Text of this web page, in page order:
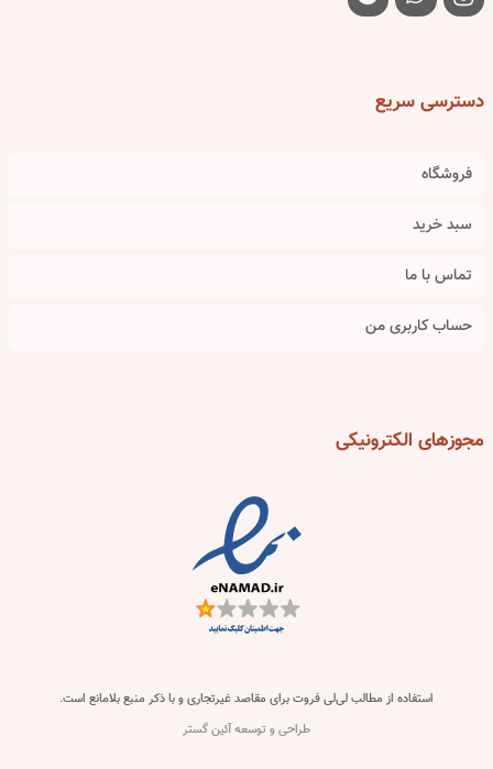
دسترسیسریع
فروشگاه
سبد خرید
تماس با ما
حساب کاربری من
مجوزهای الکترونیکی
استفاده از مطالب لی‌لی فروت برای مقاصد غیرتجاری و با ذکر منبع بلامانع است.
طراحی و توسعه آئین گستر